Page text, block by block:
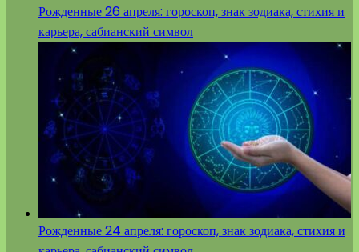
Рожденные 26 апреля: гороскоп, знак зодиака, стихия и
карьера, сабианский символ
Рожденные 24 апреля: гороскоп, знак зодиака, стихия и